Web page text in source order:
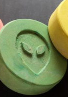
lub nawet
ecstasy? Naukowcy
ecstasy nie da się
W rzeczywistości